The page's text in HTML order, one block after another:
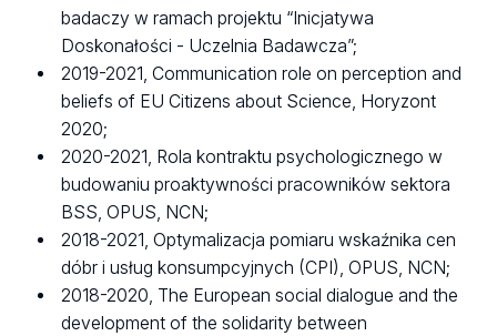
badaczy w ramach projektu “Inicjatywa
Doskonałości - Uczelnia Badawcza”;
2019-2021, Communication role on perception and
beliefs of EU Citizens about Science, Horyzont
2020;
2020-2021, Rola kontraktu psychologicznego w
budowaniu proaktywności pracowników sektora
BSS, OPUS, NCN;
2018-2021, Optymalizacja pomiaru wskaźnika cen
dóbr i usług konsumpcyjnych (CPI), OPUS, NCN;
2018-2020, The European social dialogue and the
development of the solidarity between